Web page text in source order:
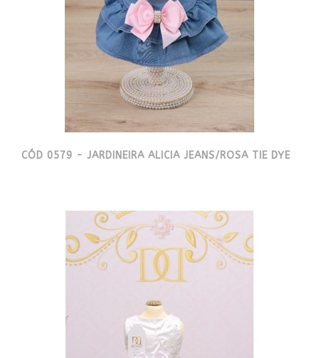
CÓD 0579 - JARDINEIRA ALICIA JEANS/ROSA TIE DYE